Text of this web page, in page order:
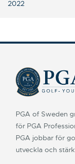
2022
PGA of Sweden
för PGA
PGA jobbar för
utveckla och